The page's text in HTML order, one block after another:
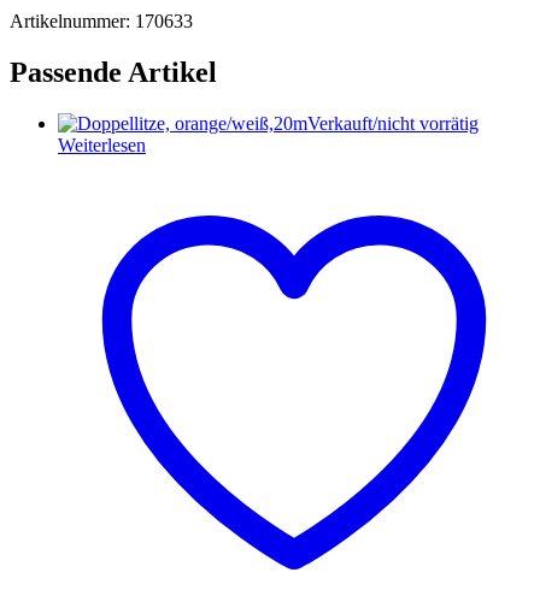
Artikelnummer: 170633
Passende Artikel
Verkauft/nicht vorrätig
Weiterlesen